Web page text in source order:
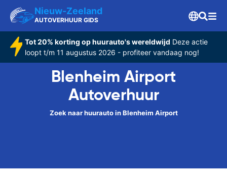
Nieuw-Zeeland
AUTOVERHUUR GIDS
Tot 20% korting op huurauto's wereldwijd Deze actie
loopt t/m 11 augustus 2026 - profiteer vandaag nog!
Blenheim Airport
Autoverhuur
Zoek naar huurauto in Blenheim Airport